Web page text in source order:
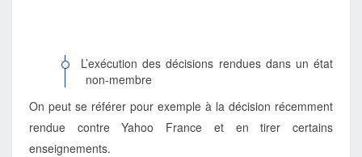
L’exécution des décisions rendues dans un état
non-membre
On peut se référer pour exemple à la décision récemment
rendue contre Yahoo France et en tirer certains
enseignements.